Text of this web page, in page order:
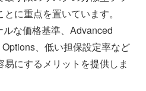
に重点を置いています。
な価格基準、Advanced
、低い担保設定率など
にするメリットを提供しま